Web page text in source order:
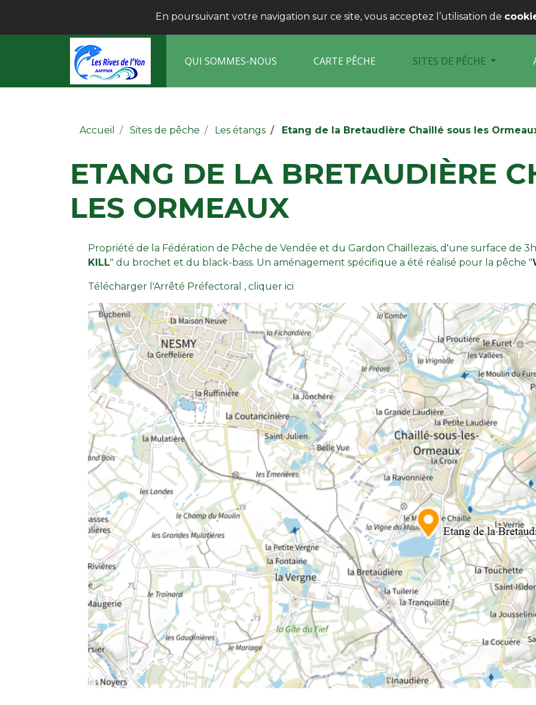
En poursuivant votre navigation sur ce site, vous acceptez l’utilisation de
QUI SOMMES-NOUS CARTE PÊCHE SITES DE PÊCHE
Accueil Sites de pêche Les étangs Etang de la Bretaudière Chaillé sous les
ETANG DE LA BRETAUDIÈRE
LES ORMEAUX
Propriété de la Fédération de Pêche de Vendée et du Gardon Chaillezais, d'une surface de
KILL" du brochet et du black-bass. Un aménagement spécifique a été réalisé pour la pêche "
Télécharger l'Arrêté Préfectoral , cliquer ici